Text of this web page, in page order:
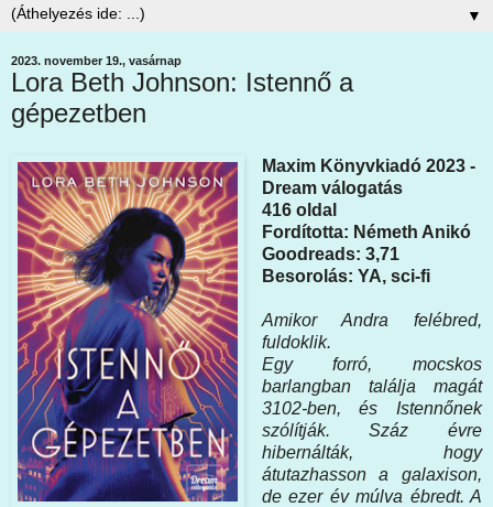
▼
2023. november 19., vasárnap
Lora Beth Johnson: Istennő a
gépezetben
Maxim Könyvkiadó 2023 -
Dream válogatás
416 oldal
Fordította: Németh Anikó
Goodreads: 3,71
Besorolás: YA, sci-fi
Amikor ​Andra felébred,
fuldoklik.
Egy forró, mocskos
barlangban találja magát
3102-ben, és Istennőnek
szólítják. Száz évre
hibernálták, hogy
átutazhasson a galaxison,
de ezer év múlva ébredt. A